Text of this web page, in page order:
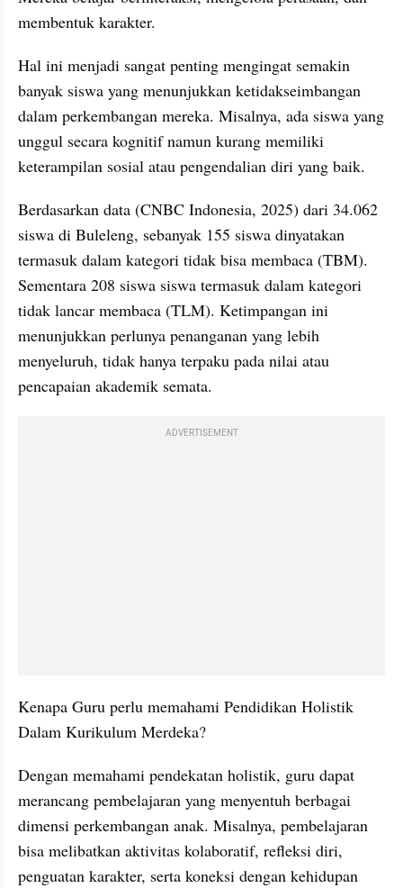
membentuk karakter.
Hal ini menjadi sangat penting mengingat semakin
banyak siswa yang menunjukkan ketidakseimbangan
dalam perkembangan mereka. Misalnya, ada siswa yang
unggul secara kognitif namun kurang memiliki
keterampilan sosial atau pengendalian diri yang baik.
Berdasarkan data (CNBC Indonesia, 2025) dari 34.062
siswa di Buleleng, sebanyak 155 siswa dinyatakan
termasuk dalam kategori tidak bisa membaca (TBM).
Sementara 208 siswa siswa termasuk dalam kategori
tidak lancar membaca (TLM). Ketimpangan ini
menunjukkan perlunya penanganan yang lebih
menyeluruh, tidak hanya terpaku pada nilai atau
pencapaian akademik semata.
ADVERTISEMENT
Kenapa Guru perlu memahami Pendidikan Holistik
Dalam Kurikulum Merdeka?
Dengan memahami pendekatan holistik, guru dapat
merancang pembelajaran yang menyentuh berbagai
dimensi perkembangan anak. Misalnya, pembelajaran
bisa melibatkan aktivitas kolaboratif, refleksi diri,
penguatan karakter, serta koneksi dengan kehidupan